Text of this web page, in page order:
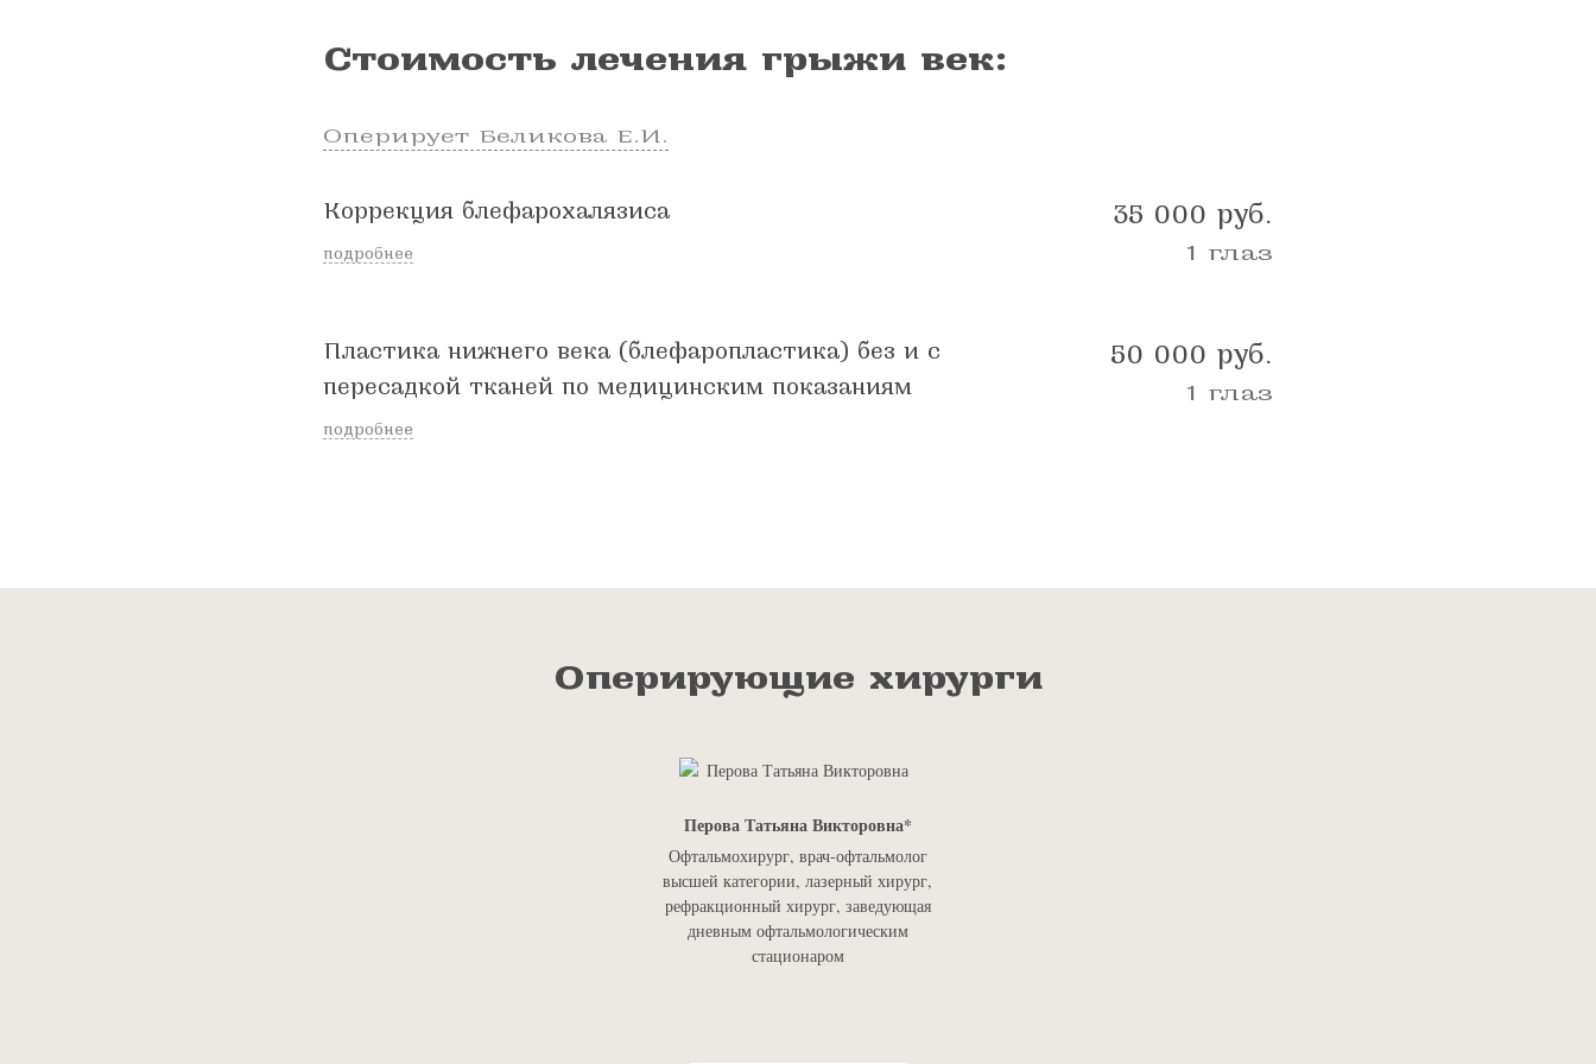
Стоимость лечения грыжи век:
Оперирует Беликова Е.И.
Коррекция блефарохалязиса
подробнее
35 000 руб.
1 глаз
Пластика нижнего века (блефаропластика) без и с
пересадкой тканей по медицинским показаниям
подробнее
50 000 руб.
1 глаз
Оперирующие хирурги
Перова Татьяна Викторовна
Офтальмохирург, врач-офтальмолог
высшей категории, лазерный хирург,
рефракционный хирург, заведующая
дневным офтальмологическим
стационаром